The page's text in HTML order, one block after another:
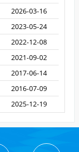
2026-03-16
2023-05-24
2022-12-08
2021-09-02
2017-06-14
2016-07-09
2025-12-19